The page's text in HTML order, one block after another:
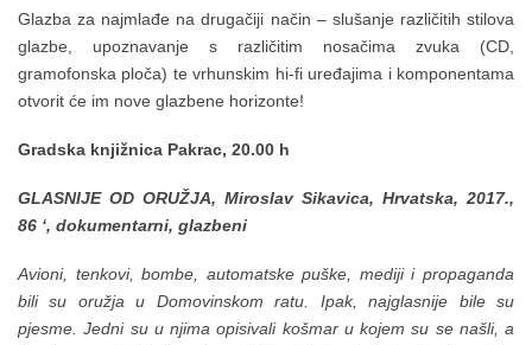
Glazba za najmlađe na drugačiji način – slušanje različitih stilova
glazbe, upoznavanje s različitim nosačima zvuka (CD,
gramofonska ploča) te vrhunskim hi-fi uređajima i komponentama
otvorit će im nove glazbene horizonte!
Gradska knjižnica Pakrac, 20.00 h
GLASNIJE OD ORUŽJA, Miroslav Sikavica, Hrvatska, 2017.,
86 ‘, dokumentarni, glazbeni
Avioni, tenkovi, bombe, automatske puške, mediji i propaganda
bili su oružja u Domovinskom ratu. Ipak, najglasnije bile su
pjesme. Jedni su u njima opisivali košmar u kojem su se našli, a